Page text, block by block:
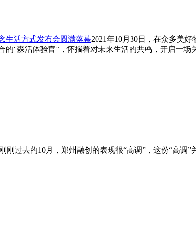
生活方式发布会圆满落幕2021年10月30日，在众多美
“森活体验官”，怀揣着对未来生活的共鸣，开启一场
刚刚过去的10月，郑州融创的表现很“高调”，这份“高调